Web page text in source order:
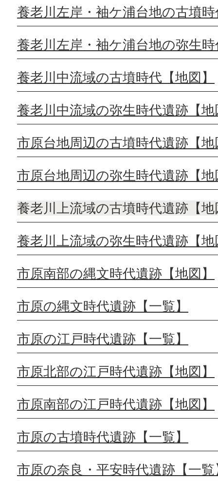
養老川左岸・袖ケ浦台地の古墳
養老川左岸・袖ケ浦台地の弥生
養老川中流域の古墳時代【地図】
養老川中流域の弥生時代遺跡【地
市原台地周辺の古墳時代遺跡【地
市原台地周辺の弥生時代遺跡【地
養老川上流域の古墳時代遺跡【地
養老川上流域の弥生時代遺跡【地
市原南部の縄文時代遺跡【地図】
市原の縄文時代遺跡【一覧】
市原の江戸時代遺跡【一覧】
市原北部の江戸時代遺跡【地図】
市原南部の江戸時代遺跡【地図】
市原の古墳時代遺跡【一覧】
市原の奈良・平安時代遺跡【一覧